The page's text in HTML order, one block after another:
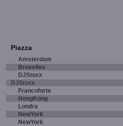
Piazza
Amsterdam
Bruxelles
DJStoxx
DJStoxx
Francoforte
HongKong
Londra
NewYork
NewYork